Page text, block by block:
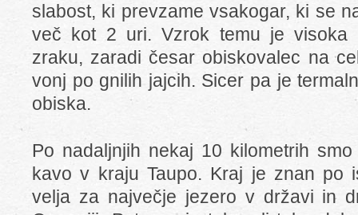
slabost, ki prevzame vsakogar, ki se
več kot 2 uri. Vzrok temu je visoka
zraku, zaradi česar obiskovalec na
vonj po gnilih jajcih. Sicer pa je
obiska.
Po nadaljnjih nekaj 10 kilometrih
kavo v kraju Taupo. Kraj je znan po
velja za največje jezero v državi in